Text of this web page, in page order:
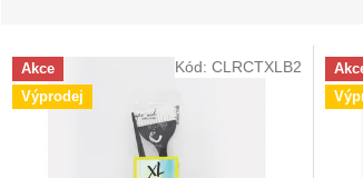
V Akce
Výprodej
Kód: CLRCTXLB2